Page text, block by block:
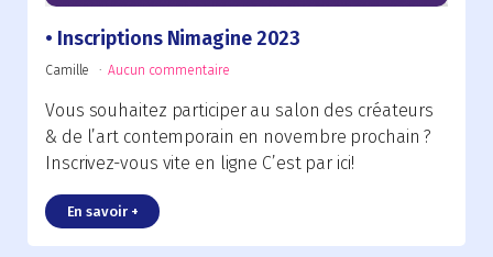
Inscriptions Nimagine 2023
Camille Aucun commentaire
Vous souhaitez participer au salon des créateurs
& de l’art contemporain en novembre prochain ?
Inscrivez-vous vite en ligne C’est par ici!
En savoir +